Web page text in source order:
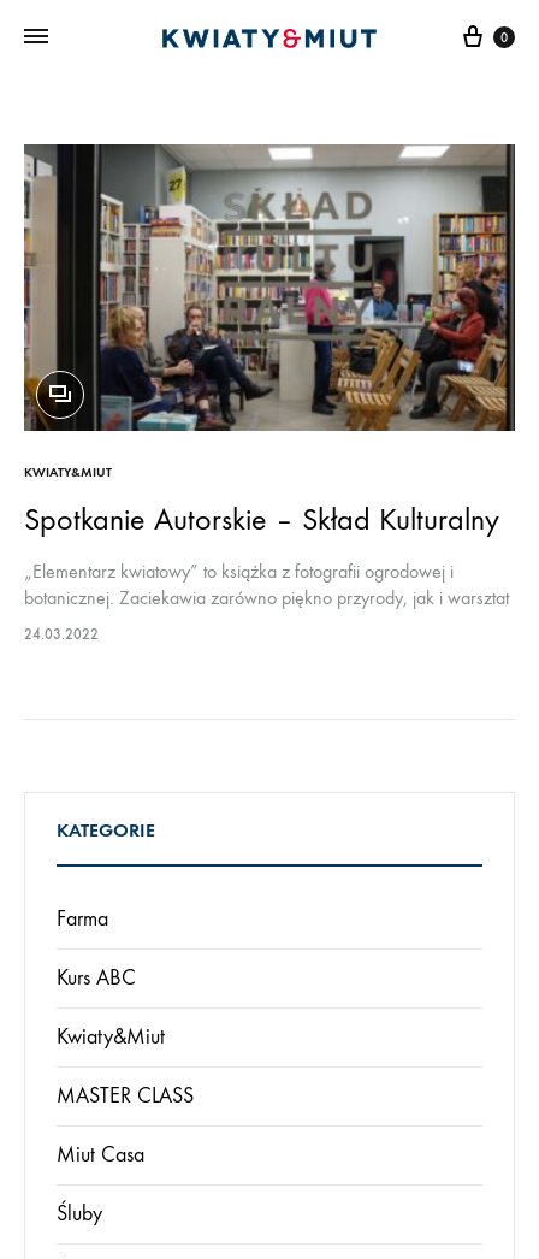
0
KWIATY&MIUT
Spotkanie Autorskie – Skład Kulturalny
„Elementarz kwiatowy” to książka z fotografii ogrodowej i
botanicznej. Zaciekawia zarówno piękno przyrody, jak i warsztat
artystyczny. Treść nie jest jednorodna jak to bywa w elementarzu,
24.03.2022
KATEGORIE
Farma
Kurs ABC
Kwiaty&Miut
MASTER CLASS
Miut Casa
Śluby